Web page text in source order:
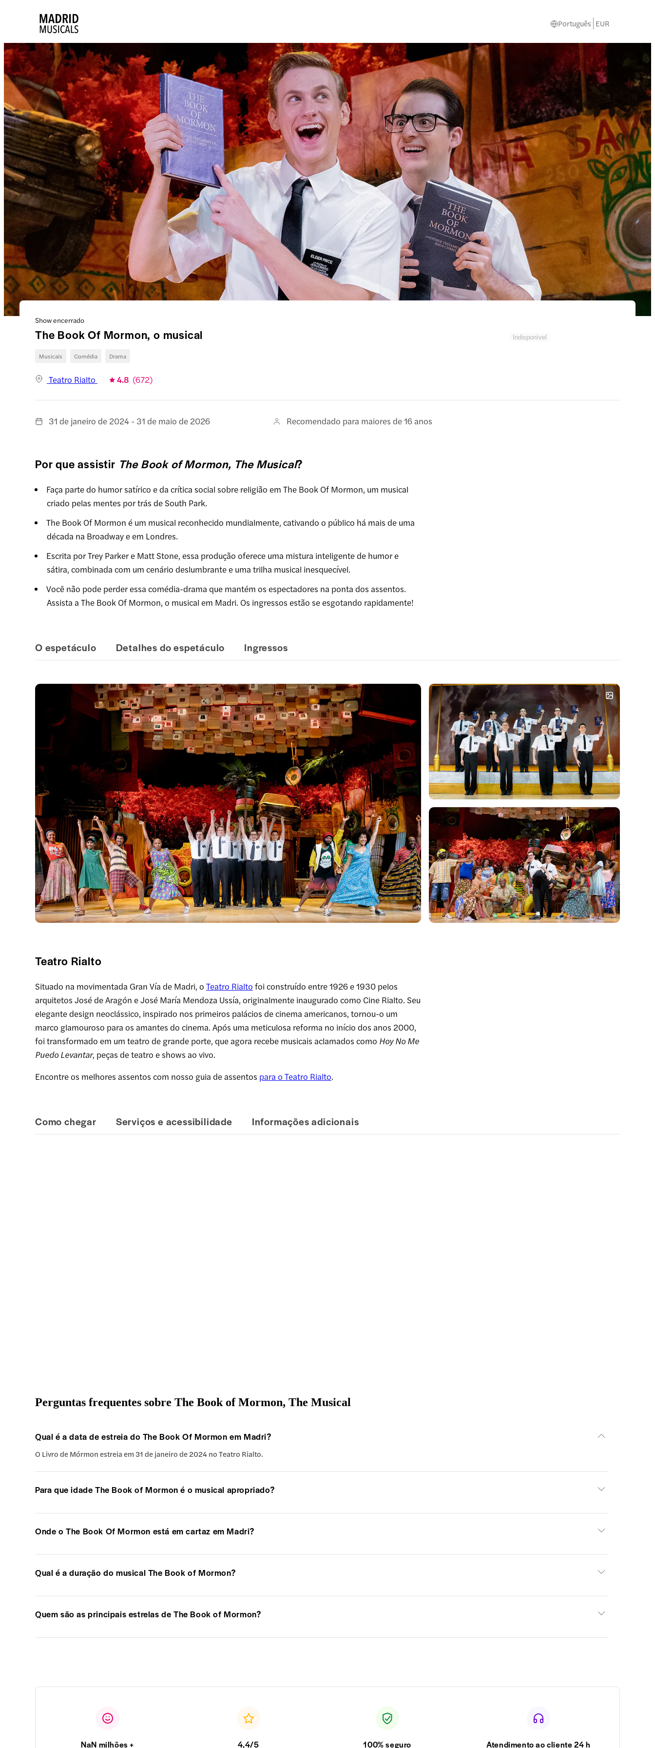
Português EUR
Show encerrado
The Book Of Mormon, o musical
Musicais Comédia Drama
Indisponível
Teatro Rialto 4.8 (672)
31 de janeiro de 2024 - 31 de maio de 2026 Recomendado para maiores de 16 anos
Por que assistir The Book of Mormon, The Musical?
Faça parte do humor satírico e da crítica social sobre religião em The Book Of Mormon, um musical
criado pelas mentes por trás de South Park.
The Book Of Mormon é um musical reconhecido mundialmente, cativando o público há mais de uma
década na Broadway e em Londres.
Escrita por Trey Parker e Matt Stone, essa produção oferece uma mistura inteligente de humor e
sátira, combinada com um cenário deslumbrante e uma trilha musical inesquecível.
Você não pode perder essa comédia-drama que mantém os espectadores na ponta dos assentos.
Assista a The Book Of Mormon, o musical em Madri. Os ingressos estão se esgotando rapidamente!
O espetáculo Detalhes do espetáculo Ingressos
Teatro Rialto
Situado na movimentada Gran Vía de Madri, o Teatro Rialto foi construído entre 1926 e 1930 pelos
arquitetos José de Aragón e José María Mendoza Ussía, originalmente inaugurado como Cine Rialto. Seu
elegante design neoclássico, inspirado nos primeiros palácios de cinema americanos, tornou-o um
marco glamouroso para os amantes do cinema. Após uma meticulosa reforma no início dos anos 2000,
foi transformado em um teatro de grande porte, que agora recebe musicais aclamados como Hoy No Me
Puedo Levantar, peças de teatro e shows ao vivo.
Encontre os melhores assentos com nosso guia de assentos para o Teatro Rialto.
Como chegar Serviços e acessibilidade Informações adicionais
Perguntas frequentes sobre The Book of Mormon, The Musical
Qual é a data de estreia do The Book Of Mormon em Madri?
O Livro de Mórmon estreia em 31 de janeiro de 2024 no Teatro Rialto.
Para que idade The Book of Mormon é o musical apropriado?
Onde o The Book Of Mormon está em cartaz em Madri?
Qual é a duração do musical The Book of Mormon?
Quem são as principais estrelas de The Book of Mormon?
NaN milhões + 4,4/5 100% seguro Atendimento ao cliente 24 h